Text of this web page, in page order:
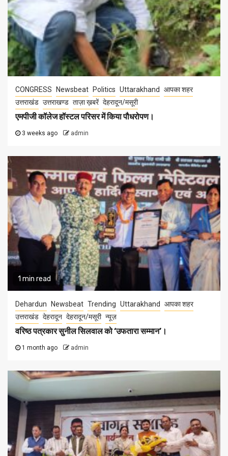
CONGRESS Newsbeat Politics Uttarakhand
आपका शहर
उत्तराखंड उत्तराखण्ड ताज़ा ख़बरें देहरादून/मसूरी
एमपीजी कॉलेज हॉस्टल परिसर में किया पौधरोपण।
3 weeks ago admin
1 min read
Dehardun Newsbeat Trending Uttarakhand
आपका शहर
उत्तराखंड देहरादून देहरादून/मसूरी न्यूज़
वरिष्ठ पत्रकार सुनील सिलवाल को ‘उफतारा सम्मान’।
1 month ago admin